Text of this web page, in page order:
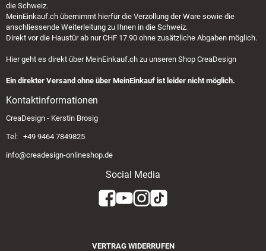
die Schweiz.
MeinEinkauf.ch übernimmt hierfür die Verzollung der Ware sowie die
anschliessende Weiterleitung zu Ihnen in die Schweiz.
Direkt vor die Haustür ab nur CHF 17.90 ohne zusätzliche Abgaben möglich.
Hier geht es direkt über MeinEinkauf.ch zu unseren Shop CreaDesign
Ein direkter Versand ohne über MeinEinkauf ist leider nicht möglich.
Kontaktinformationen
CreaDesign - Kerstin Brosig
Tel: +49 9464 7849825
info@creadesign-onlineshop.de
Social Media
VERTRAG WIDERRUFEN